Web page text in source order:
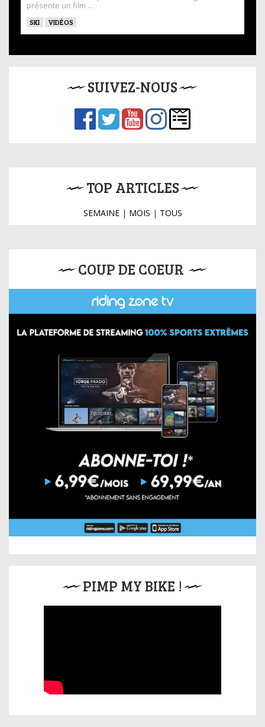
présente un film …
SKI VIDÉOS
SUIVEZ-NOUS
TOP ARTICLES
SEMAINE| MOIS | TOUS
COUP DE COEUR
PIMP MY BIKE !